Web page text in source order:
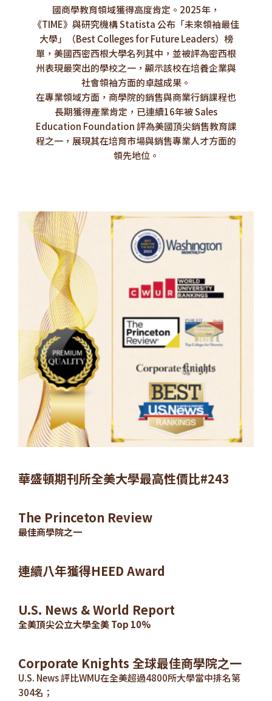
國商學教育領域獲得高度肯定。2025年，
《TIME》與研究機構 Statista 公布「未來領袖最佳
大學」（Best Colleges for Future Leaders）榜
單，美國西密西根大學名列其中，並被評為密西根
州表現最突出的學校之一，顯示該校在培養企業與
社會領袖方面的卓越成果。
在專業領域方面，商學院的銷售與商業行銷課程也
長期獲得產業肯定，已連續16年被 Sales
Education Foundation 評為美國頂尖銷售教育課
程之一，展現其在培育市場與銷售專業人才方面的
領先地位。
華盛頓期刊所全美大學最高性價比#243
The Princeton Review
最佳商學院之一
連續八年獲得HEED Award
U.S. News & World Report
全美頂尖公立大學全美 Top 10%
Corporate Knights 全球最佳商學院之一
U.S. News 評比WMU在全美超過4800所大學當中排名第
304名；